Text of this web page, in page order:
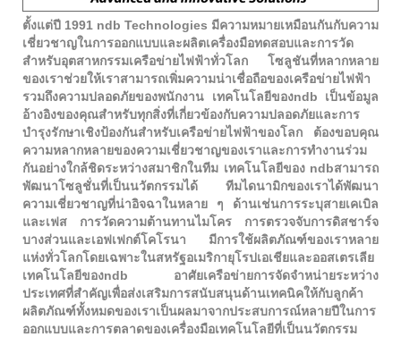
ตั้งแต่ปี 1991 ndb Technologies มีความหมายเหมือนกันกับความ
เชี่ยวชาญในการออกแบบและผลิตเครื่องมือทดสอบและการวัด
สำหรับอุตสาหกรรมเครือข่ายไฟฟ้าทั่วโลก โซลูชันที่หลากหลาย
ของเราช่วยให้เราสามารถเพิ่มความน่าเชื่อถือของเครือข่ายไฟฟ้า
รวมถึงความปลอดภัยของพนักงาน เทคโนโลยีของndb เป็นข้อมูล
อ้างอิงของคุณสำหรับทุกสิ่งที่เกี่ยวข้องกับความปลอดภัยและการ
บำรุงรักษาเชิงป้องกันสำหรับเครือข่ายไฟฟ้าของโลก ต้องขอบคุณ
ความหลากหลายของความเชี่ยวชาญของเราและการทำงานร่วม
กันอย่างใกล้ชิดระหว่างสมาชิกในทีม เทคโนโลยีของ ndbสามารถ
พัฒนาโซลูชั่นที่เป็นนวัตกรรมได้ ทีมไดนามิกของเราได้พัฒนา
ความเชี่ยวชาญที่น่าอิจฉาในหลาย ๆ ด้านเช่นการระบุสายเคเบิล
และเฟส การวัดความต้านทานไมโคร การตรวจจับการดิสชาร์จ
บางส่วนและเอฟเฟกต์โคโรนา มีการใช้ผลิตภัณฑ์ของเราหลาย
แห่งทั่วโลกโดยเฉพาะในสหรัฐอเมริกายุโรปเอเชียและออสเตรเลีย
เทคโนโลยีของndb อาศัยเครือข่ายการจัดจำหน่ายระหว่าง
ประเทศที่สำคัญเพื่อส่งเสริมการสนับสนุนด้านเทคนิคให้กับลูกค้า
ผลิตภัณฑ์ทั้งหมดของเราเป็นผลมาจากประสบการณ์หลายปีในการ
ออกแบบและการตลาดของเครื่องมือเทคโนโลยีที่เป็นนวัตกรรม